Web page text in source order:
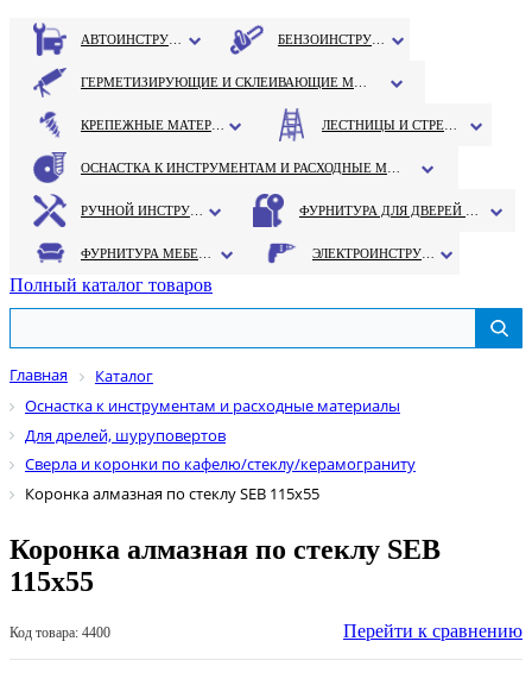
Полный каталог товаров
Главная
Каталог
Оснастка к инструментам и расходные материалы
Для дрелей, шуруповертов
Сверла и коронки по кафелю/стеклу/керамограниту
Коронка алмазная по стеклу SEB 115х55
Коронка алмазная по стеклу SEB
115х55
Код товара: 4400 Перейти к сравнению